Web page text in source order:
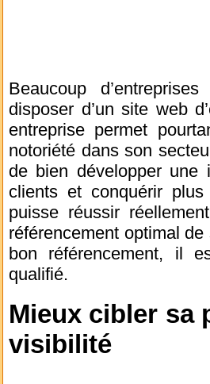
Beaucoup
disposer d’un site web
entreprise permet
notoriété dans son
de bien développer
clients et conquérir plus
puisse réussir
référencement optimal
bon référencement, il
qualifié.
Mieux cibler sa
visibilité